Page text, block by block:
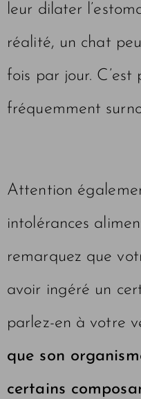
leur dilater
réalité, un chat
fois par jour. C’est
fréquemment
Attention
intolérances
remarquez que
avoir ingéré un
parlez-en à votre
que son
certains